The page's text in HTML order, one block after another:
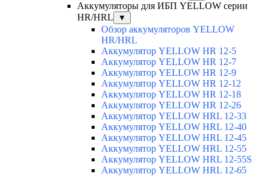
Аккумуляторы для ИБП YELLOW серии
HR/HRL
▼
Обзор аккумуляторов YELLOW
HR/HRL
Аккумулятор YELLOW HR 12-5
Аккумулятор YELLOW HR 12-7
Аккумулятор YELLOW HR 12-9
Аккумулятор YELLOW HR 12-12
Аккумулятор YELLOW HR 12-18
Аккумулятор YELLOW HR 12-26
Аккумулятор YELLOW HRL 12-33
Аккумулятор YELLOW HRL 12-40
Аккумулятор YELLOW HRL 12-45
Аккумулятор YELLOW HRL 12-55
Аккумулятор YELLOW HRL 12-55S
Аккумулятор YELLOW HRL 12-65